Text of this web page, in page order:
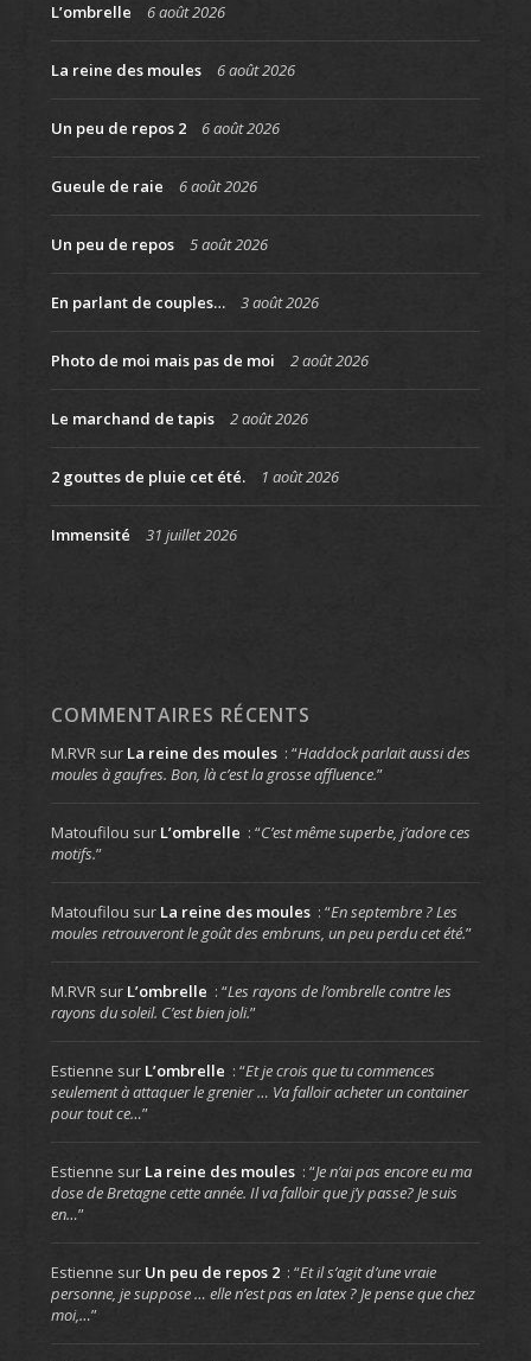
L’ombrelle 6 août 2026
La reine des moules 6 août 2026
Un peu de repos 2 6 août 2026
Gueule de raie 6 août 2026
Un peu de repos 5 août 2026
En parlant de couples… 3 août 2026
Photo de moi mais pas de moi 2 août 2026
Le marchand de tapis 2 août 2026
2 gouttes de pluie cet été. 1 août 2026
Immensité 31 juillet 2026
COMMENTAIRES RÉCENTS
M.RVRsur La reine des moules : “Haddock parlait aussi des
moules à gaufres. Bon, là c’est la grosse affluence.”
Matoufilou sur L’ombrelle : “C’est même superbe, j’adore ces
motifs.”
Matoufilou sur La reine des moules : “En septembre ? Les
moules retrouveront le goût des embruns, un peu perdu cet été.”
M.RVRsur L’ombrelle : “Les rayons de l’ombrelle contre les
rayons du soleil. C’est bien joli.”
Estienne sur L’ombrelle : “Et je crois que tu commences
seulement à attaquer le grenier … Va falloir acheter un container
pour tout ce…”
Estienne sur La reine des moules : “Je n’ai pas encore eu ma
dose de Bretagne cette année. Il va falloir que j’y passe? Je suis
en…”
Estienne sur Un peu de repos 2 : “Et il s’agit d’une vraie
personne, je suppose … elle n’est pas en latex ? Je pense que chez
moi,…”